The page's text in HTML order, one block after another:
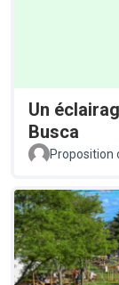
Un
Busca
Proposition